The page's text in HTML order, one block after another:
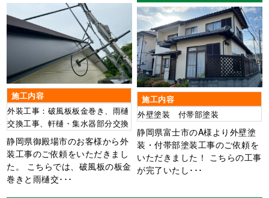
施工内容
外装工事：破風板板金巻き、雨樋
交換工事、軒樋・集水器部分交換
静岡県御殿場市のお客様から外
装工事のご依頼をいただきまし
た。 こちらでは、破風板の板金
巻きと雨樋交･･･
施工内容
外壁塗装 付帯部塗装
静岡県富士市のA様より外壁塗
装・付帯部塗装工事のご依頼を
いただきました！ こちらの工事
が完了いたし･･･